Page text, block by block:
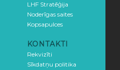
LHF Stratēģija
Noderīgas saites
Kopsapulces
KONTAKTI
Rekvizīti
Sīkdatņu politika